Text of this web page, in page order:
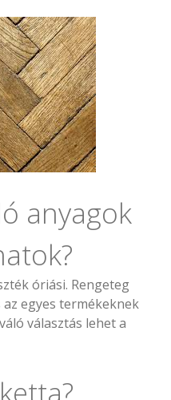
anyagok
óriási. Rengeteg
egyes termékeknek
választás lehet a